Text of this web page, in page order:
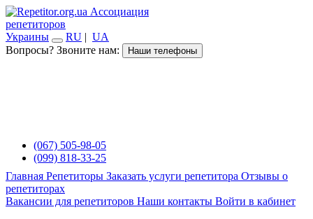
Ассоциация
репетиторов
Украины
RU | UA
Вопросы? Звоните нам:
Наши телефоны
(067) 505-98-05
(099) 818-33-25
Главная Репетиторы Заказать услуги репетитора Отзывы о
репетиторах
Вакансии для репетиторов Наши контакты Войти в кабинет